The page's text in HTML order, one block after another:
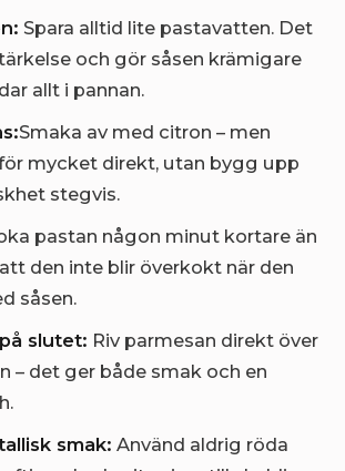
Spara alltid lite pastavatten. Det
och gör såsen krämigare
allt i pannan.
Smaka av med citron – men
mycket direkt, utan bygg upp
stegvis.
pastan någon minut kortare än
den inte blir överkokt när den
såsen.
slutet: Riv parmesan direkt över
– det ger både smak och en
smak: Använd aldrig röda